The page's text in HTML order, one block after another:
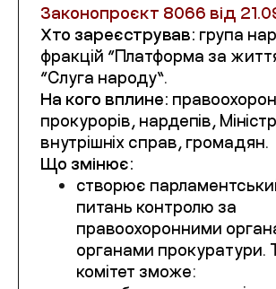
Законопроєкт 8066 від
Хто зареєстрував: група
фракцій “Платформа за
“Слуга народу”.
На кого вплине:
прокурорів, нардепів,
внутрішніх справ, громадян.
Що змінює:
створює
питань контролю за
правоохоронними
органами прокуратури.
комітет зможе: